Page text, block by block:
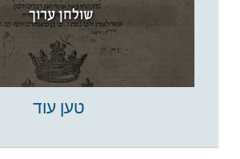
שולחן ערוך
טען עוד